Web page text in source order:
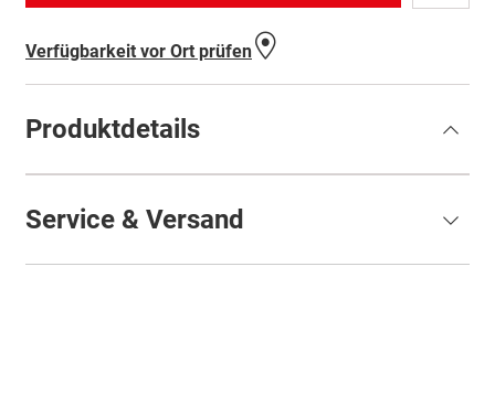
Verfügbarkeit vor Ort prüfen
Produktdetails
Service & Versand